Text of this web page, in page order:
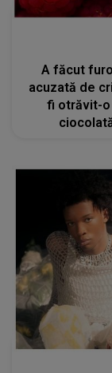
A făcut
acuzată de
fi otrăvit-o